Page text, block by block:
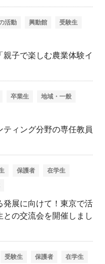
活動 興動館 受験生
子で楽しむ農業体験イ
卒業生 地域・一般
ィング分野の専任教員
保護者 在学生
発展に向けて！東京で活
の交流会を開催しまし
受験生 保護者 在学生